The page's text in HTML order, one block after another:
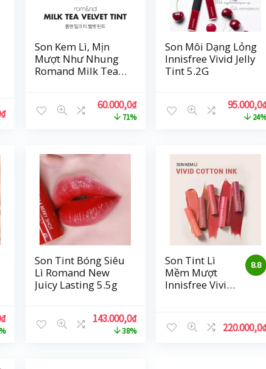
₫
Son Kem Lì, Mịn
Mượt Như Nhung
Romand Milk Tea
60.000,0₫
71%
Son Môi Dạng Lỏng
Innisfree Vivid Jelly
Tint 5.2G
95.000,0₫
24%
₫
Son Tint Bóng Siêu
Lì Romand New
Juicy Lasting 5.5g
143.000,0₫
38%
8.8
Son Tint Lì
Mềm Mượt
Innisfree Vivid
220.000,0₫